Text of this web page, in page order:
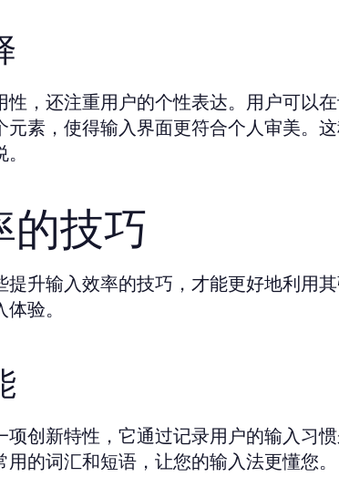
，还注重用户的个性表达。用户可以
素，使得输入界面更符合个人审美。
的技巧
升输入效率的技巧，才能更好地利用
验。
创新特性，它通过记录用户的输入习
的词汇和短语，让您的输入法更懂您。